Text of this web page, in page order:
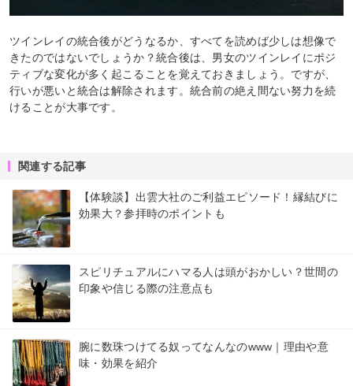
ツインレイの統合後がどうなるか、すべてを読めば少しは想像で
きたのではないでしょうか？統合後は、男女のツインレイにポジ
ティブな変化が多く起こることを覚えておきましょう。ですが、
行いが悪いと統合は解除されます。統合前の絶え間ない努力を続
けることが大事です。
関連する記事
【体験談】出雲大社のご利益エピソード！縁結びに
効果大？参拝時のポイントも
スピリチュアルにハマる人は頭がおかしい？世間の
印象や信じる際の注意点も
腕に数珠つけてる奴ってなんなのwww｜理由や意
味・効果を紹介